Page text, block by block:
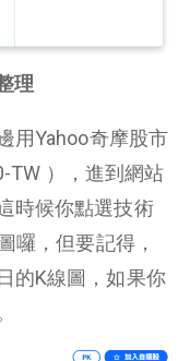
理
用Yahoo奇摩股市
TW ），進到網站
時候你點選技術
囉，但要記得，
的K線圖，如果你